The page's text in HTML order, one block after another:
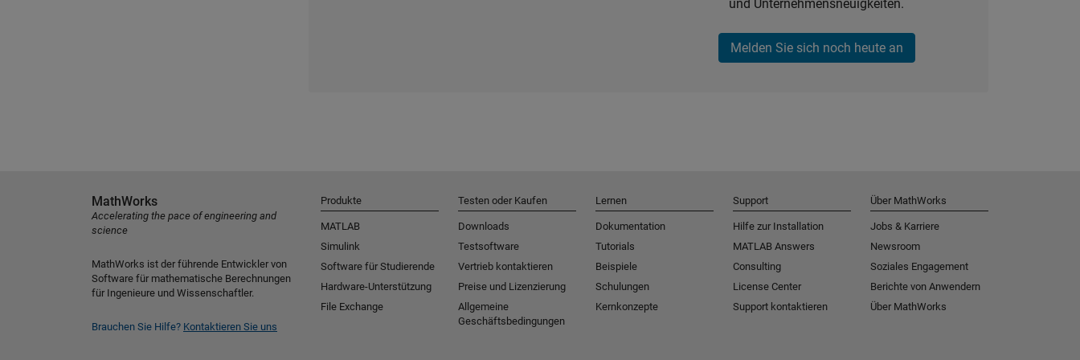
und Unternehmensneuigkeiten.
Melden Sie sich noch heute an
MathWorks
Accelerating the pace of engineering and
science
MathWorks ist der führende Entwickler von
Software für mathematische Berechnungen
für Ingenieure und Wissenschaftler.
Brauchen Sie Hilfe? Kontaktieren Sie uns
Produkte
MATLAB
Simulink
Software für Studierende
Hardware-Unterstützung
File Exchange
Testen oder Kaufen
Downloads
Testsoftware
Vertrieb kontaktieren
Preise und Lizenzierung
Allgemeine
Geschäftsbedingungen
Lernen
Dokumentation
Tutorials
Beispiele
Schulungen
Kernkonzepte
Support
Hilfe zur Installation
MATLAB Answers
Consulting
License Center
Support kontaktieren
Über MathWorks
Jobs & Karriere
Newsroom
Soziales Engagement
Berichte von Anwendern
Über MathWorks